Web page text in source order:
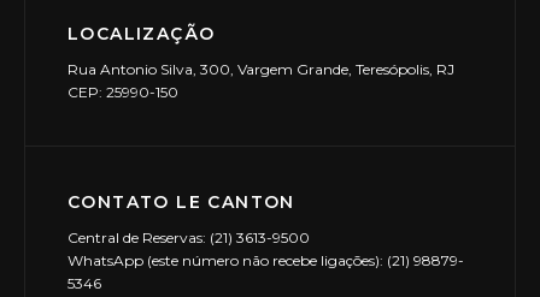
LOCALIZAÇÃO
Rua Antonio Silva, 300, Vargem Grande, Teresópolis, RJ
CEP: 25990-150
CONTATO LE CANTON
Central de Reservas: (21) 3613-9500
WhatsApp (este número não recebe ligações): (21) 98879-
5346